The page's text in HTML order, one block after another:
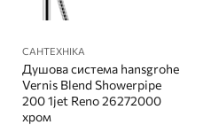
САНТЕХНІКА
Душова система hansgrohe
Vernis Blend Showerpipe
200 1jet Reno 26272000
хром